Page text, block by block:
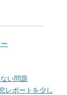
い問題
レポートを少し